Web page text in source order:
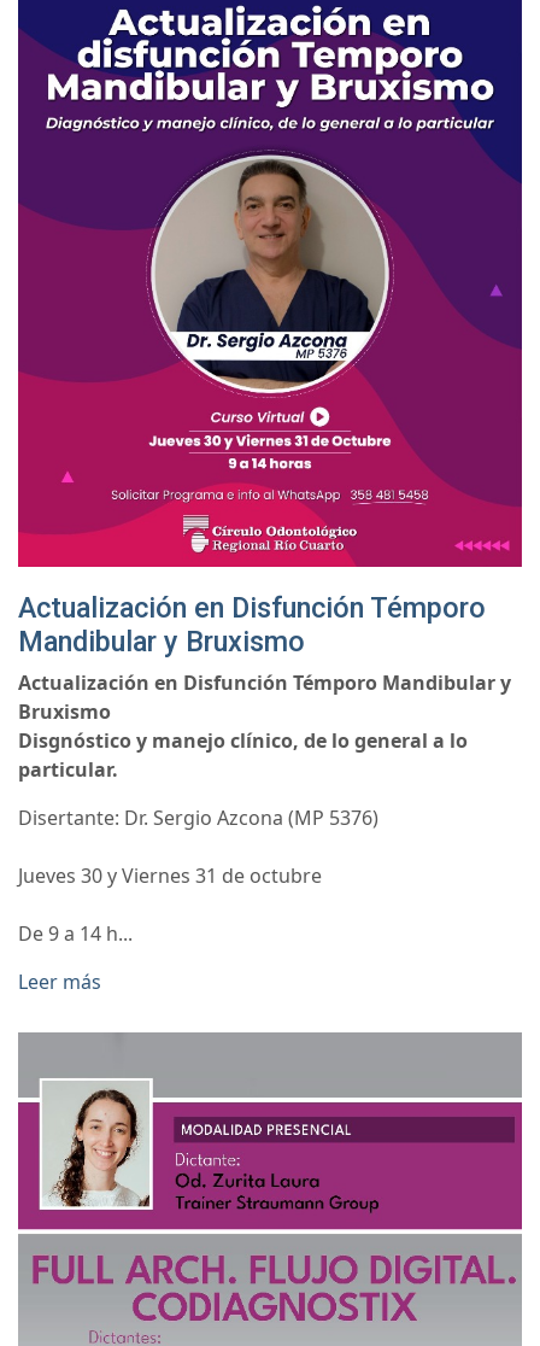
Actualización en Disfunción Témporo
Mandibular y Bruxismo
Actualización en Disfunción Témporo Mandibular y
Bruxismo
Disgnóstico y manejo clínico, de lo general a lo
particular.
Disertante: Dr. Sergio Azcona (MP 5376)
Jueves 30 y Viernes 31 de octubre
De 9 a 14 h...
Leer más